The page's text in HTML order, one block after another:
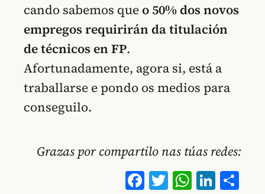
cando sabemos queo 50% dos novos
empregos requirirán da titulación
de técnicos en FP.
Afortunadamente, agora si, está a
traballarse e pondo os medios para
conseguilo.
Grazas por compartilo nas túas redes:
Facebook
Twitter